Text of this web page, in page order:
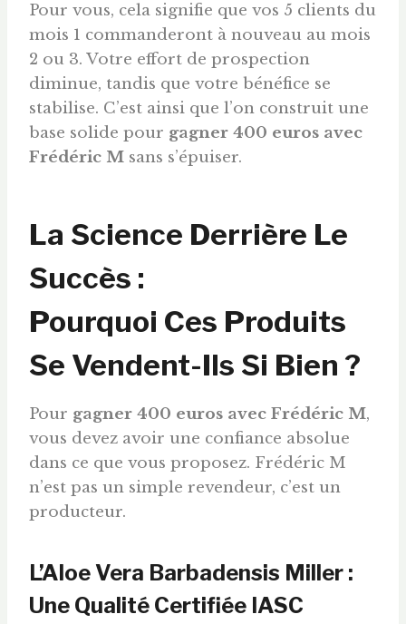
Pour vous, cela signifie que vos 5 clients du
mois 1 commanderont à nouveau au mois
2 ou 3. Votre effort de prospection
diminue, tandis que votre bénéfice se
stabilise. C’est ainsi que l’on construit une
base solide pour gagner 400 euros avec
Frédéric M sans s’épuiser.
La Science Derrière Le
Succès :
Pourquoi Ces Produits
Se Vendent-Ils Si Bien ?
Pour gagner 400 euros avec Frédéric M,
vous devez avoir une confiance absolue
dans ce que vous proposez. Frédéric M
n’est pas un simple revendeur, c’est un
producteur.
L’Aloe Vera Barbadensis Miller :
Une Qualité Certifiée IASC